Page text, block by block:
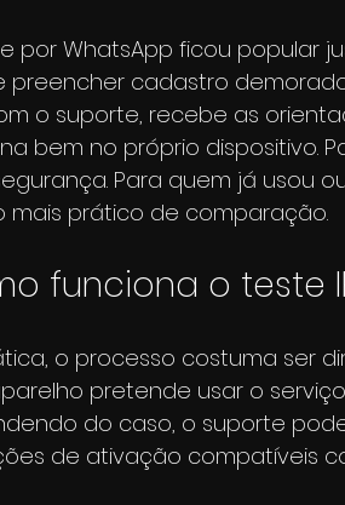
por WhatsApp ficou popular
preencher cadastro
o suporte, recebe as
bem no próprio dispositivo.
Para quem já usou
mais prático de comparação.
funciona o teste
o processo costuma ser
pretende usar o
do caso, o suporte
de ativação compatíveis